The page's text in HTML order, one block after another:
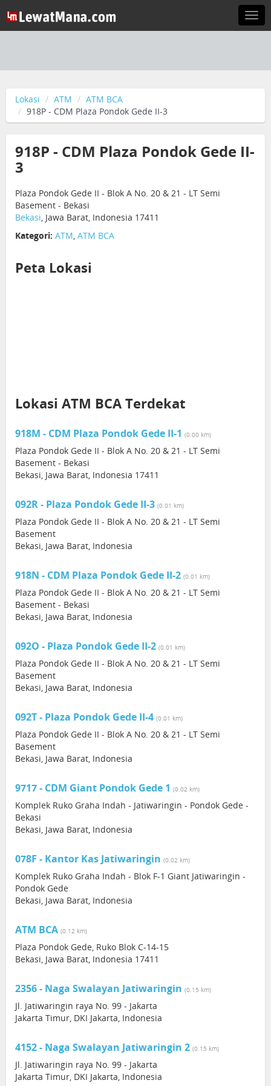
Lokasi ATM
ATM BCA
918P - CDM Plaza Pondok Gede II-3
918P - CDM Plaza Pondok Gede II-
3
Plaza Pondok Gede II - Blok A No. 20 & 21 - LT Semi
Basement - Bekasi
Bekasi, Jawa Barat, Indonesia 17411
Kategori: ATM, ATM BCA
Peta Lokasi
Lokasi ATM BCA Terdekat
918M - CDM Plaza Pondok Gede II-1 (0.00 km)
Plaza Pondok Gede II - Blok A No. 20 & 21 - LT Semi
Basement - Bekasi
Bekasi, Jawa Barat, Indonesia 17411
092R - Plaza Pondok Gede II-3 (0.01 km)
Plaza Pondok Gede II - Blok A No. 20 & 21 - LT Semi
Basement
Bekasi, Jawa Barat, Indonesia
918N - CDM Plaza Pondok Gede II-2 (0.01 km)
Plaza Pondok Gede II - Blok A No. 20 & 21 - LT Semi
Basement - Bekasi
Bekasi, Jawa Barat, Indonesia
092O - Plaza Pondok Gede II-2 (0.01 km)
Plaza Pondok Gede II - Blok A No. 20 & 21 - LT Semi
Basement
Bekasi, Jawa Barat, Indonesia
092T - Plaza Pondok Gede II-4 (0.01 km)
Plaza Pondok Gede II - Blok A No. 20 & 21 - LT Semi
Basement
Bekasi, Jawa Barat, Indonesia
9717 - CDM Giant Pondok Gede 1 (0.02 km)
Komplek Ruko Graha Indah - Jatiwaringin - Pondok Gede -
Bekasi
Bekasi, Jawa Barat, Indonesia
078F - Kantor Kas Jatiwaringin (0.02 km)
Komplek Ruko Graha Indah - Blok F-1 Giant Jatiwaringin -
Pondok Gede
Bekasi, Jawa Barat, Indonesia
ATM BCA (0.12 km)
Plaza Pondok Gede, Ruko Blok C-14-15
Bekasi, Jawa Barat, Indonesia 17411
2356 - Naga Swalayan Jatiwaringin (0.15 km)
Jl. Jatiwaringin raya No. 99 - Jakarta
Jakarta Timur, DKI Jakarta, Indonesia
4152 - Naga Swalayan Jatiwaringin 2 (0.15 km)
Jl. Jatiwaringin raya No. 99 - Jakarta
Jakarta Timur, DKI Jakarta, Indonesia